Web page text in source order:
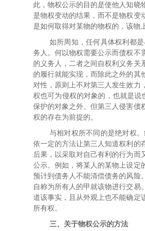
此，物权公示的目的是使他人知晓
是物权变动的结果，而不是物权变
是如何取得对某物的物权的，该物
如所周知，任何具体权利都
务人。何以物权需要公示而债权不
的义务人，二者之间自权利义务关
的履行就能实现，而除此之外的其
对性，原则上不对第三人发生效力
权也可为侵权的对象的，也就是
保护的对象之外。但第三人侵害债
权的存在为前提的。
与相对权所不同的是绝对权
依一定的方法让第三人知道权利的
后果，以采取对自己有利的行为
公示。例如，将某人的某物上设定
预计到债务人不能清偿债务的风险
自称为所有人的甲就该物进行交
道该事实，且从外观上也不能确定
所有权。
三、关于物权公示的方法